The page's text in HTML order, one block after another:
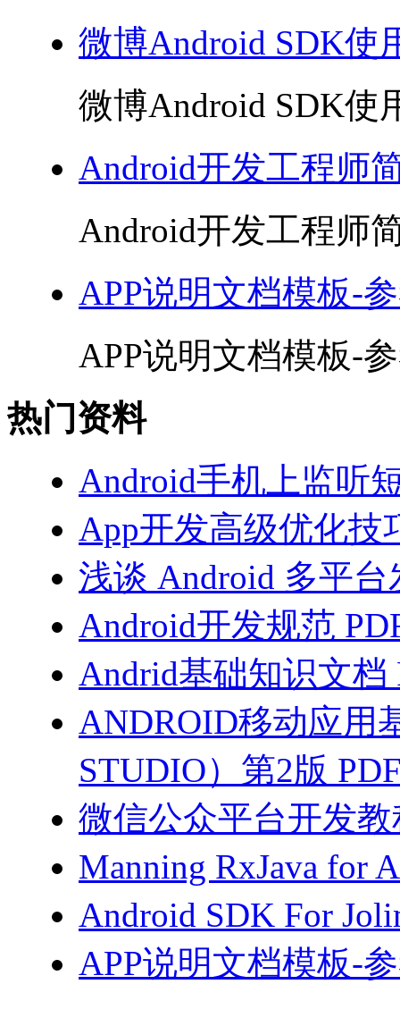
微博Android SDK使
微博Android SDK使
Android开发工程师
Android开发工程师
APP说明文档模板-
APP说明文档模板-
热门资料
Android手机上监听
App开发高级优化技
浅谈 Android 多平台
Android开发规范
Andrid基础知识文档
ANDROID移动应用
STUDIO）第2版
微信公众平台开发
Manning RxJava for
Android SDK For
APP说明文档模板-